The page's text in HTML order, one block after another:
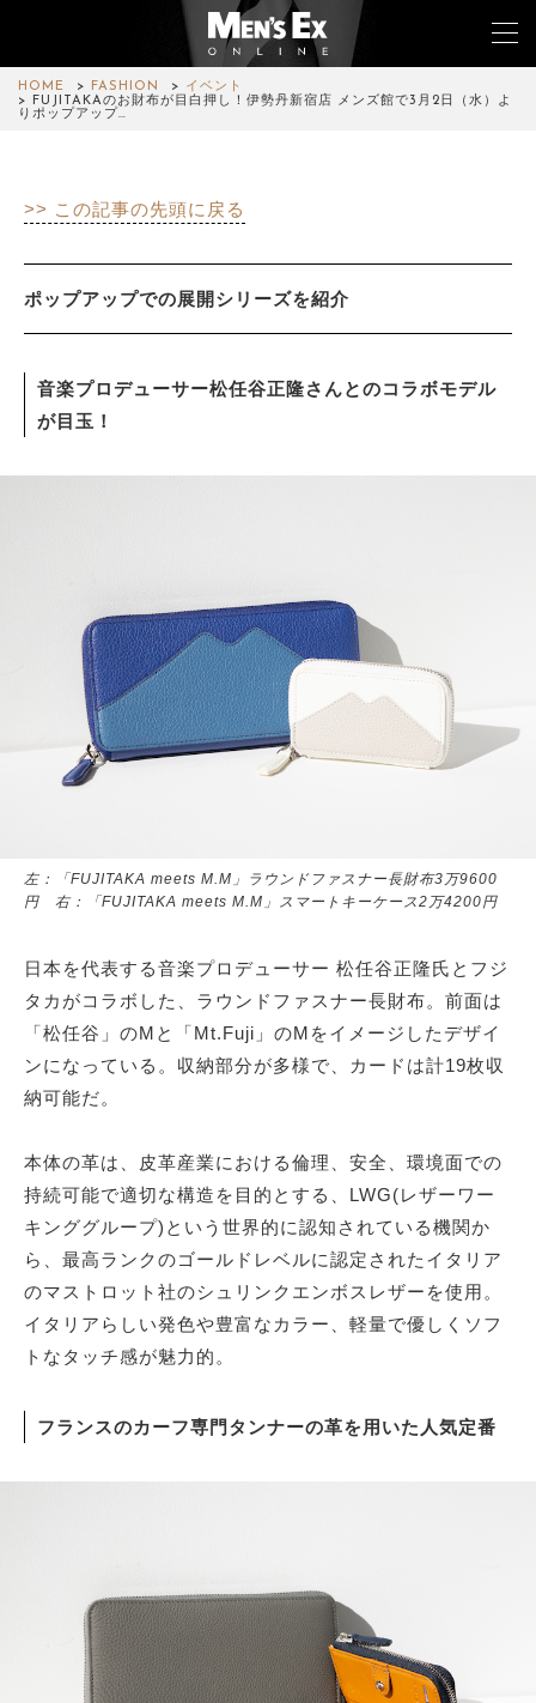
HOME FASHION
イベント
FUJITAKAのお財布が目白押し！伊勢丹新宿店 メンズ館で3月2日（水）よ
りポップアップ…
>> この記事の先頭に戻る
ポップアップでの展開シリーズを紹介
音楽プロデューサー松任谷正隆さんとのコラボモデル
が目玉！
左：「FUJITAKA meets M.M」ラウンドファスナー長財布3万9600
円 右：「FUJITAKA meets M.M」スマートキーケース2万4200円
日本を代表する音楽プロデューサー 松任谷正隆氏とフジ
タカがコラボした、ラウンドファスナー長財布。前面は
「松任谷」のMと「Mt.Fuji」のMをイメージしたデザイ
ンになっている。収納部分が多様で、カードは計19枚収
納可能だ。
本体の革は、皮革産業における倫理、安全、環境面での
持続可能で適切な構造を目的とする、LWG(レザーワー
キンググループ)という世界的に認知されている機関か
ら、最高ランクのゴールドレベルに認定されたイタリア
のマストロット社のシュリンクエンボスレザーを使用。
イタリアらしい発色や豊富なカラー、軽量で優しくソフ
トなタッチ感が魅力的。
フランスのカーフ専門タンナーの革を用いた人気定番
FASHION
WATCH
LIFESTYLE
COLUMN
MAGAZINE
サイトマップ